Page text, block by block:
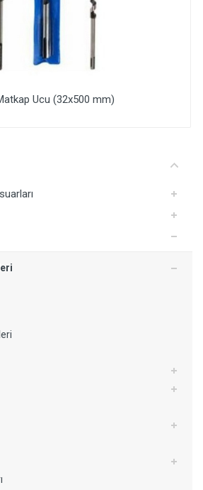
Ucu (32x500 mm)